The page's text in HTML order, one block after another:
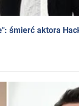
śmierć aktora